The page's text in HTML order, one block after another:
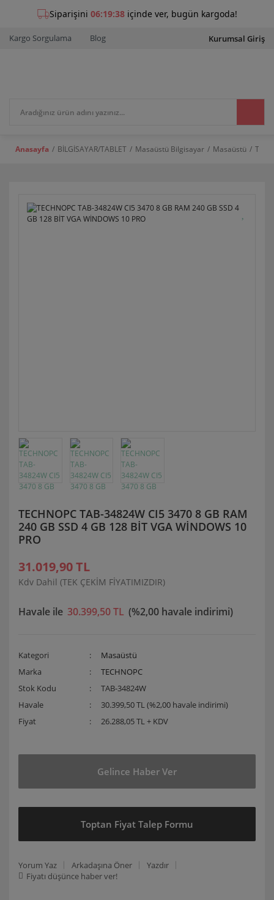
Kargo Sorgulama Blog Kurumsal Giriş
Anasayfa BİLGİSAYAR/TABLET Masaüstü Bilgisayar Masaüstü
TECHNOPC TAB-34824W CI5 3470 8 GB RAM
240 GB SSD 4 GB 128 BİT VGA WİNDOWS 10
PRO
31.019,90 TL
Kdv Dahil (TEK ÇEKİM FİYATIMIZDIR)
Havale ile 30.399,50 TL (%2,00 havale indirimi)
Kategori
Masaüstü
Marka
TECHNOPC
Stok Kodu
TAB-34824W
Havale
30.399,50 TL (%2,00 havale indirimi)
Fiyat
26.288,05 TL + KDV
Gelince Haber Ver
Toptan Fiyat Talep Formu
Yorum Yaz Arkadaşına Öner
Yazdır
Fiyatı düşünce haber ver!